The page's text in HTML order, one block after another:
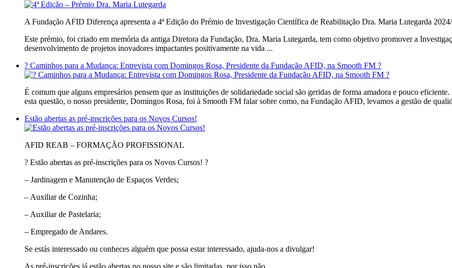
A Fundação AFID Diferença apresenta a 4ª Edição do Prémio de Investigação Científica de Reabilitação Dra. Maria Lutegarda
Este prémio, foi criado em memória da antiga Diretora da Fundação, Dra. Maria Lutegarda, tem como objetivo promover a
desenvolvimento de projetos inovadores impactantes positivamente na vida ...
?️ Caminhos para a Mudança: Entrevista com Domingos Rosa, Presidente da Fundação AFID, na Smooth FM ?️
É comum que alguns empresários pensem que as instituições de solidariedade social são geridas de forma amadora e pouco
esta questão, o nosso presidente, Domingos Rosa, foi à Smooth FM falar sobre como, na Fundação AFID, levamos a gestão de
Estão abertas as pré-inscrições para os Novos Cursos!
AFID REAB – FORMAÇÃO PROFISSIONAL
? Estão abertas as pré-inscrições para os Novos Cursos! ?
– Jardinagem e Manutenção de Espaços Verdes;
– Auxiliar de Cozinha;
– Auxiliar de Pastelaria;
– Empregado de Andares.
Se estás interessado ou conheces alguém que possa estar interessado, ajuda-nos a divulgar!
As pré-inscrições já estão abertas no nosso site e são limitadas, por isso não ...